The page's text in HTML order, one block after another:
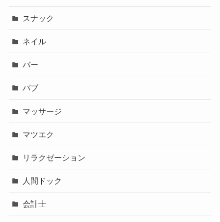
スナック
ネイル
バー
パブ
マッサージ
マツエク
リラクゼーション
人間ドック
会計士